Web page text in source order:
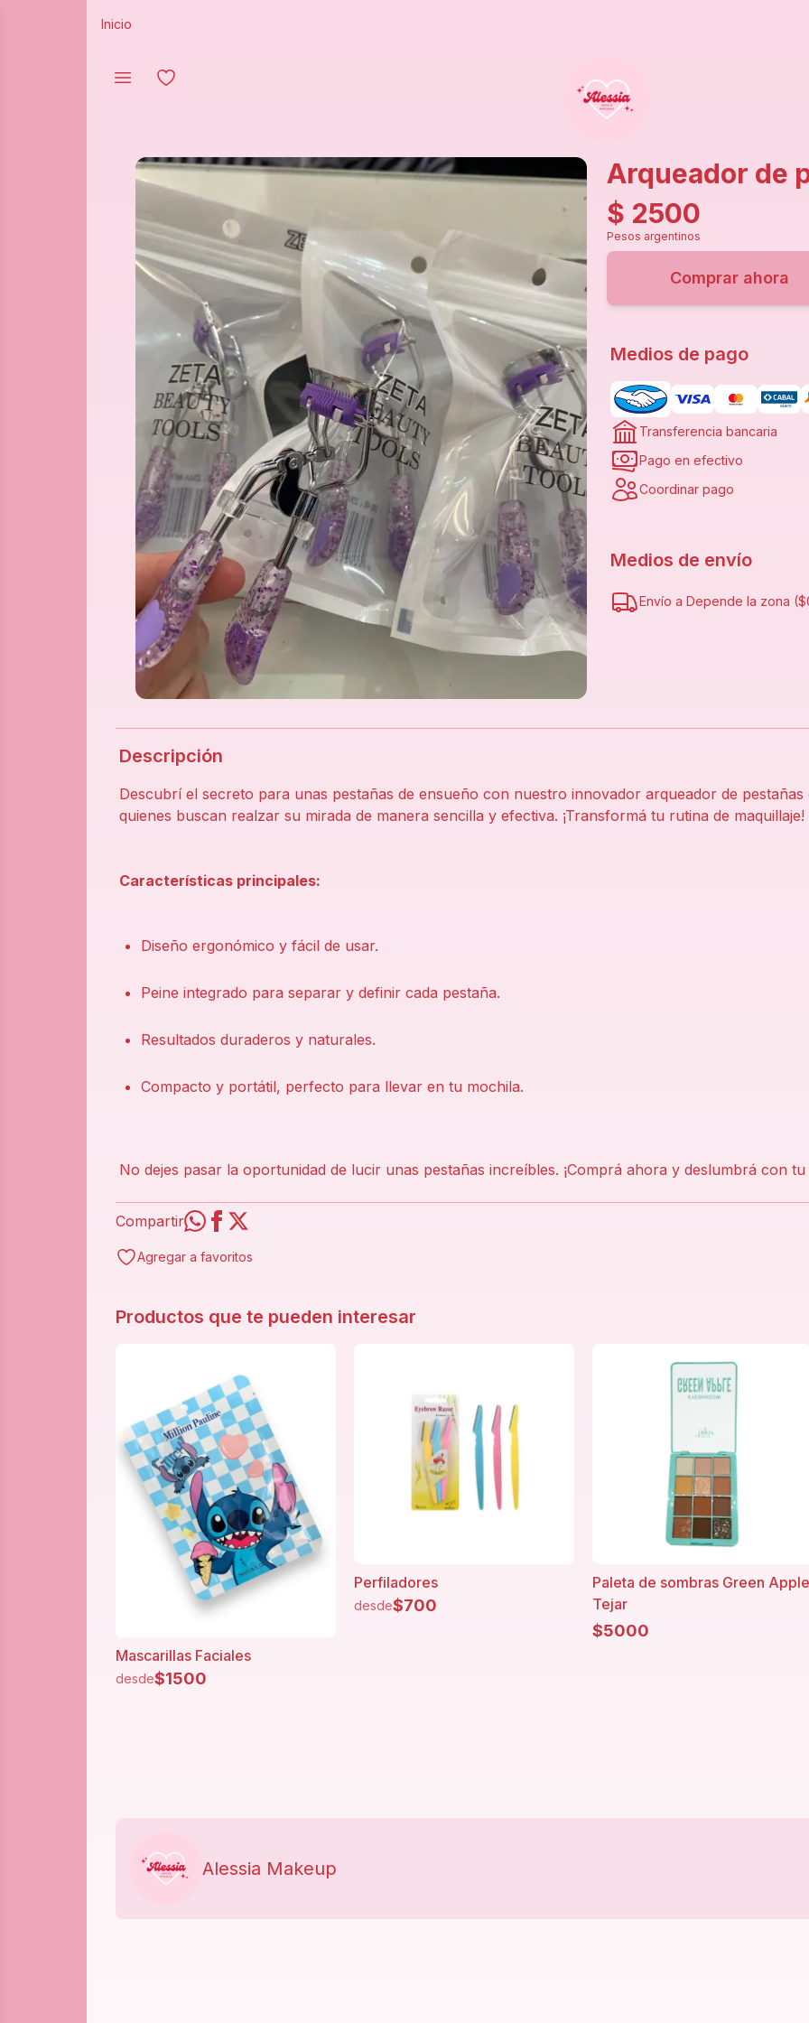
Inicio
Arqueador de
$ 2500
Pesos argentinos
Comprar ahora
Medios de pago
Transferencia bancaria
Pago en efectivo
Coordinar pago
Medios de envío
Envío a Depende la zona ($
Descripción
Descubrí el secreto para unas pestañas de ensueño con nuestro innovador arqueador de
quienes buscan realzar su mirada de manera sencilla y efectiva. ¡Transformá tu rutina de maquillaje!
Características principales:
Diseño ergonómico y fácil de usar.
Peine integrado para separar y definir cada pestaña.
Resultados duraderos y naturales.
Compacto y portátil, perfecto para llevar en tu mochila.
No dejes pasar la oportunidad de lucir unas pestañas increíbles. ¡Comprá ahora y deslumbrá con tu
Compartir
Agregar a favoritos
Productos que te pueden interesar
Mascarillas Faciales
desde$1500
Perfiladores
desde$700
Paleta de sombras Green Apple
Tejar
$5000
Alessia Makeup